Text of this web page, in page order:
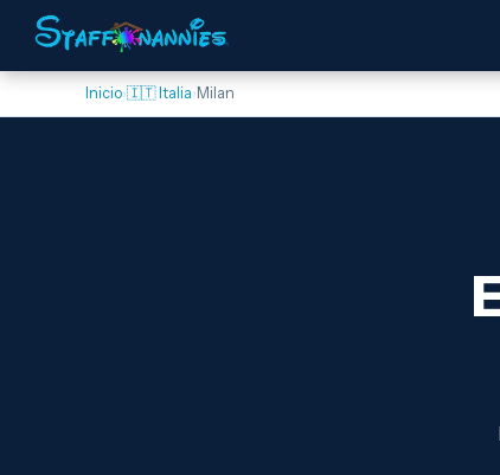
Inicio›🇮🇹 Italia› Milan